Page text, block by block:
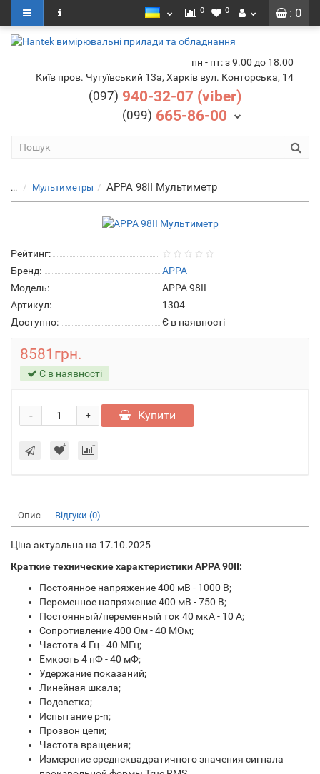
: 0
0 0
пн - пт: з 9.00 до 18.00
Київ пров. Чугуївський 13а, Харків вул. Конторська, 14
(097) 940-32-07 (viber)
(099) 665-86-00
... Мультиметры APPA 98II Мультиметр
Рейтинг:
Бренд:
APPA
Модель:
APPA 98II
Артикул:
1304
Доступно:
Є в наявності
8581грн.
Є в наявності
+
- Купити
Опис Відгуки (0)
Ціна актуальна на 17.10.2025
Краткие технические характеристики APPA 90II:
Постоянное напряжение 400 мВ - 1000 В;
Переменное напряжение 400 мВ - 750 В;
Постоянный/переменный ток 40 мкА - 10 А;
Сопротивление 400 Ом - 40 МОм;
Частота 4 Гц - 40 МГц;
Емкость 4 нФ - 40 мФ;
Удержание показаний;
Линейная шкала;
Подсветка;
Испытание p-n;
Прозвон цепи;
Частота вращения;
Измерение среднеквадратичного значения сигнала